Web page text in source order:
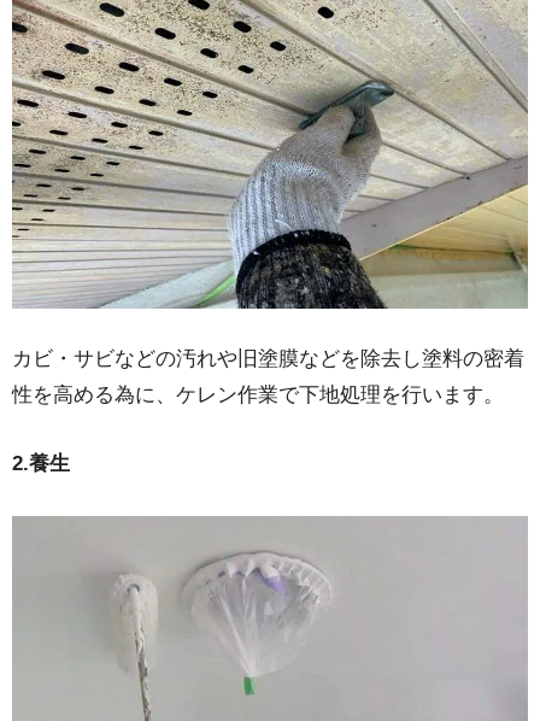
カビ・サビなどの汚れや旧塗膜などを除去し塗料の密着
性を高める為に、ケレン作業で下地処理を行います。
2.養生